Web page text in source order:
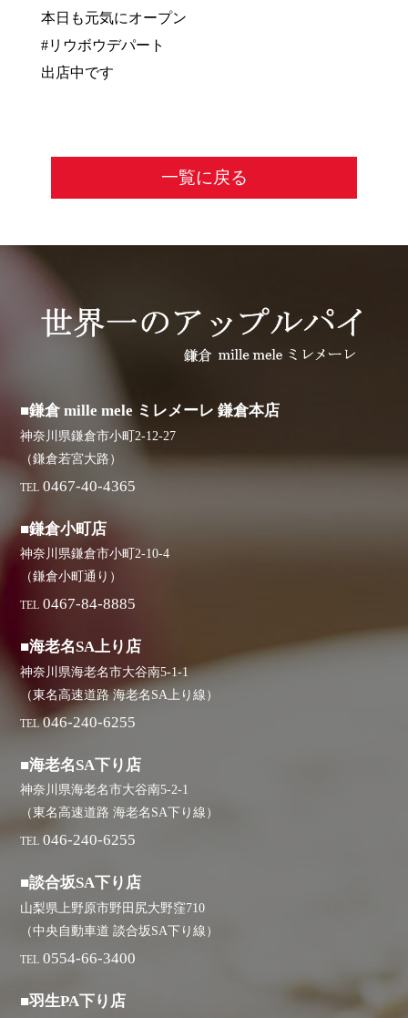
本日も元気にオープン
#リウボウデパート
出店中です
一覧に戻る
■鎌倉 mille mele ミレメーレ 鎌倉本店
神奈川県鎌倉市小町2-12-27
（鎌倉若宮大路）
TEL 0467-40-4365
■鎌倉小町店
神奈川県鎌倉市小町2-10-4
（鎌倉小町通り）
TEL 0467-84-8885
■海老名SA上り店
神奈川県海老名市大谷南5-1-1
（東名高速道路 海老名SA上り線）
TEL 046-240-6255
■海老名SA下り店
神奈川県海老名市大谷南5-2-1
（東名高速道路 海老名SA下り線）
TEL 046-240-6255
■談合坂SA下り店
山梨県上野原市野田尻大野窪710
（中央自動車道 談合坂SA下り線）
TEL 0554-66-3400
■羽生PA下り店